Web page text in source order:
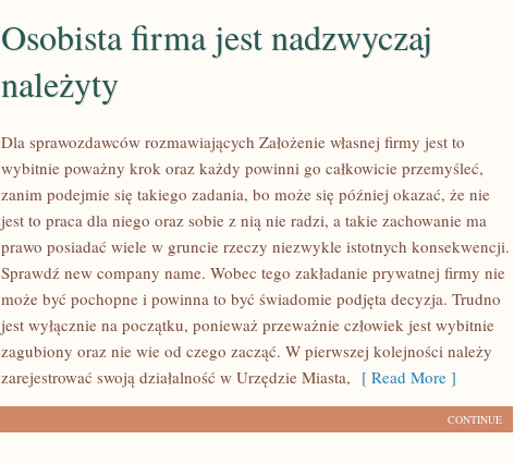
Osobista firma jest nadzwyczaj
należyty
Dla sprawozdawców rozmawiających Założenie własnej firmy jest to
wybitnie poważny krok oraz każdy powinni go całkowicie przemyśleć,
zanim podejmie się takiego zadania, bo może się później okazać, że nie
jest to praca dla niego oraz sobie z nią nie radzi, a takie zachowanie ma
prawo posiadać wiele w gruncie rzeczy niezwykle istotnych konsekwencji.
Sprawdź new company name. Wobec tego zakładanie prywatnej firmy nie
może być pochopne i powinna to być świadomie podjęta decyzja. Trudno
jest wyłącznie na początku, ponieważ przeważnie człowiek jest wybitnie
zagubiony oraz nie wie od czego zacząć. W pierwszej kolejności należy
zarejestrować swoją działalność w Urzędzie Miasta, [ Read More ]
CONTINUE